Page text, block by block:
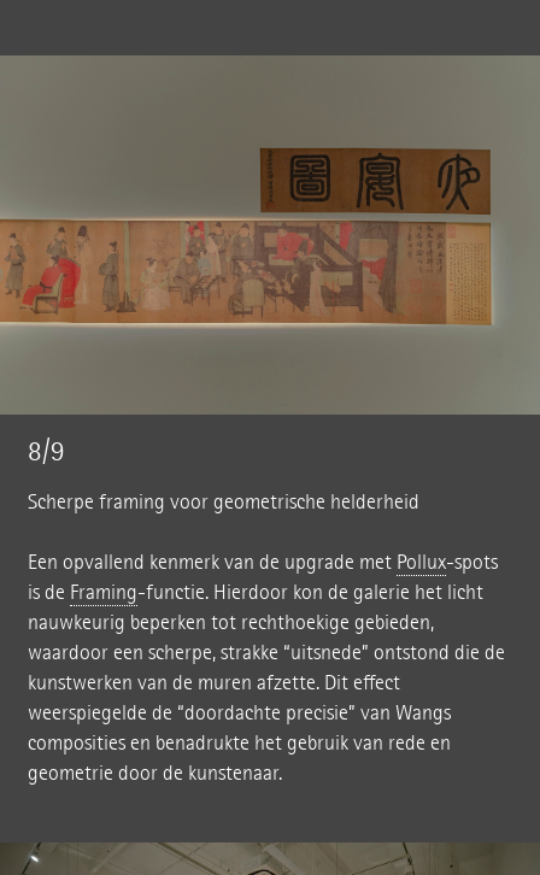
8/9
Scherpe framing voor geometrische helderheid
Een opvallend kenmerk van de upgrade met Pollux-spots
is de Framing-functie. Hierdoor kon de galerie het licht
nauwkeurig beperken tot rechthoekige gebieden,
waardoor een scherpe, strakke “uitsnede” ontstond die de
kunstwerken van de muren afzette. Dit effect
weerspiegelde de “doordachte precisie” van Wangs
composities en benadrukte het gebruik van rede en
geometrie door de kunstenaar.